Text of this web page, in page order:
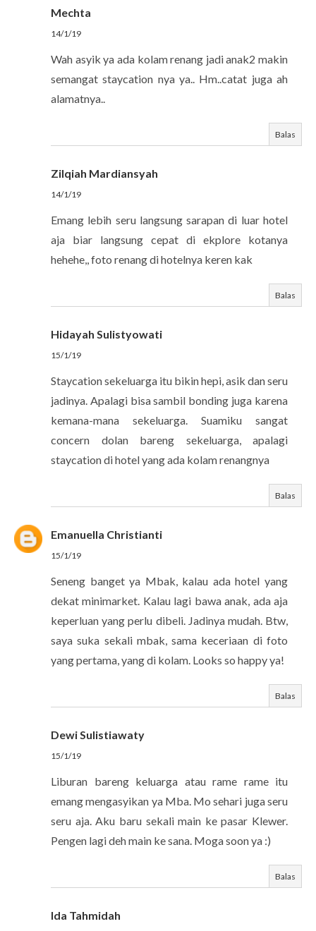
Mechta
14/1/19
Wah asyik ya ada kolam renang jadi anak2 makin
semangat staycation nya ya.. Hm..catat juga ah
alamatnya..
Balas
Zilqiah Mardiansyah
14/1/19
Emang lebih seru langsung sarapan di luar hotel
aja biar langsung cepat di ekplore kotanya
hehehe,, foto renang di hotelnya keren kak
Balas
Hidayah Sulistyowati
15/1/19
Staycation sekeluarga itu bikin hepi, asik dan seru
jadinya. Apalagi bisa sambil bonding juga karena
kemana-mana sekeluarga. Suamiku sangat
concern dolan bareng sekeluarga, apalagi
staycation di hotel yang ada kolam renangnya
Balas
Emanuella Christianti
15/1/19
Seneng banget ya Mbak, kalau ada hotel yang
dekat minimarket. Kalau lagi bawa anak, ada aja
keperluan yang perlu dibeli. Jadinya mudah. Btw,
saya suka sekali mbak, sama keceriaan di foto
yang pertama, yang di kolam. Looks so happy ya!
Balas
Dewi Sulistiawaty
15/1/19
Liburan bareng keluarga atau rame rame itu
emang mengasyikan ya Mba. Mo sehari juga seru
seru aja. Aku baru sekali main ke pasar Klewer.
Pengen lagi deh main ke sana. Moga soon ya :)
Balas
Ida Tahmidah